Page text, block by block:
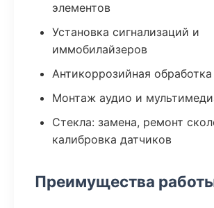
элементов
Установка сигнализаций и
иммобилайзеров
Антикоррозийная обработка
Монтаж аудио и
Стекла: замена, ремонт
калибровка датчиков
Преимущества